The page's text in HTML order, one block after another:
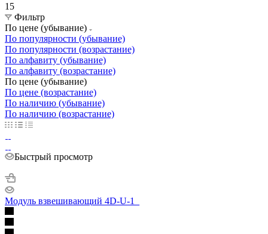
15
Фильтр
По цене (убывание)
По популярности (убывание)
По популярности (возрастание)
По алфавиту (убывание)
По алфавиту (возрастание)
По цене (убывание)
По цене (возрастание)
По наличию (убывание)
По наличию (возрастание)
Быстрый просмотр
Модуль взвешивающий 4D-U-1_